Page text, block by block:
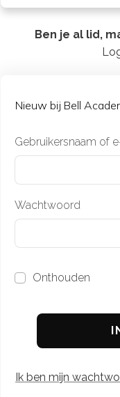
Ben je al lid,
Nieuw bij Bell
Gebruikersnaam of
Wachtwoord
Onthouden
Ik ben mijn